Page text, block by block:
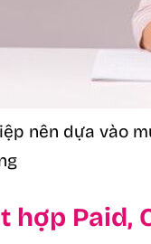
nên dựa vào
hợp Paid,